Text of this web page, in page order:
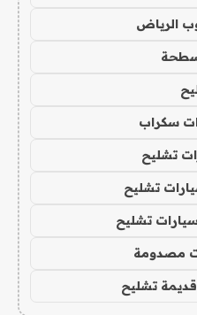
الرياض
سكراب
تشليح
تشليح
تشليح
مصدومة
تشليح